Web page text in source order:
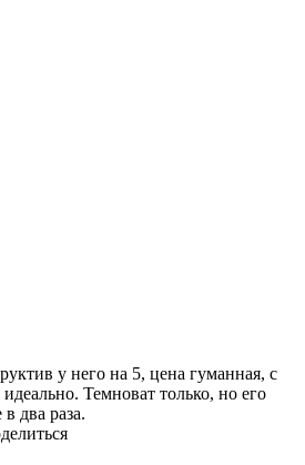
у него на 5, цена гуманная, с
Темноват только, но его
два раза.